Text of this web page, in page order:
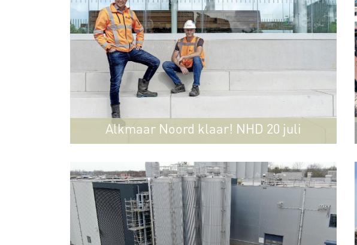
Alkmaar Noord klaar! NHD 20 juli